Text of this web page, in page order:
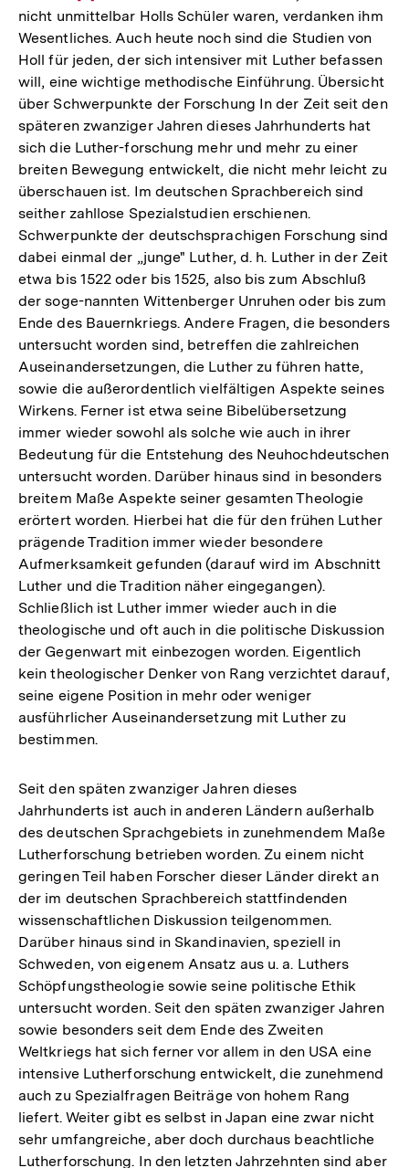
der
Fußnote
der
Fußnote
Auflösung
der
Fußnote
nicht unmittelbar Holls Schüler waren, verdanken ihm
Wesentliches. Auch heute noch sind die Studien von
Holl für jeden, der sich intensiver mit Luther befassen
will, eine wichtige methodische Einführung. Übersicht
über Schwerpunkte der Forschung In der Zeit seit den
späteren zwanziger Jahren dieses Jahrhunderts hat
sich die Luther-forschung mehr und mehr zu einer
breiten Bewegung entwickelt, die nicht mehr leicht zu
überschauen ist. Im deutschen Sprachbereich sind
seither zahllose Spezialstudien erschienen.
Schwerpunkte der deutschsprachigen Forschung sind
dabei einmal der „junge" Luther, d. h. Luther in der Zeit
etwa bis 1522 oder bis 1525, also bis zum Abschluß
der soge-nannten Wittenberger Unruhen oder bis zum
Ende des Bauernkriegs. Andere Fragen, die besonders
untersucht worden sind, betreffen die zahlreichen
Auseinandersetzungen, die Luther zu führen hatte,
sowie die außerordentlich vielfältigen Aspekte seines
Wirkens. Ferner ist etwa seine Bibelübersetzung
immer wieder sowohl als solche wie auch in ihrer
Bedeutung für die Entstehung des Neuhochdeutschen
untersucht worden. Darüber hinaus sind in besonders
breitem Maße Aspekte seiner gesamten Theologie
erörtert worden. Hierbei hat die für den frühen Luther
prägende Tradition immer wieder besondere
Aufmerksamkeit gefunden (darauf wird im Abschnitt
Luther und die Tradition näher eingegangen).
Schließlich ist Luther immer wieder auch in die
theologische und oft auch in die politische Diskussion
der Gegenwart mit einbezogen worden. Eigentlich
kein theologischer Denker von Rang verzichtet darauf,
seine eigene Position in mehr oder weniger
ausführlicher Auseinandersetzung mit Luther zu
bestimmen.
Seit den späten zwanziger Jahren dieses
Jahrhunderts ist auch in anderen Ländern außerhalb
des deutschen Sprachgebiets in zunehmendem Maße
Lutherforschung betrieben worden. Zu einem nicht
geringen Teil haben Forscher dieser Länder direkt an
der im deutschen Sprachbereich stattfindenden
wissenschaftlichen Diskussion teilgenommen.
Darüber hinaus sind in Skandinavien, speziell in
Schweden, von eigenem Ansatz aus u. a. Luthers
Schöpfungstheologie sowie seine politische Ethik
untersucht worden. Seit den späten zwanziger Jahren
sowie besonders seit dem Ende des Zweiten
Weltkriegs hat sich ferner vor allem in den USA eine
intensive Lutherforschung entwickelt, die zunehmend
auch zu Spezialfragen Beiträge von hohem Rang
liefert. Weiter gibt es selbst in Japan eine zwar nicht
sehr umfangreiche, aber doch durchaus beachtliche
Lutherforschung. In den letzten Jahrzehnten sind aber